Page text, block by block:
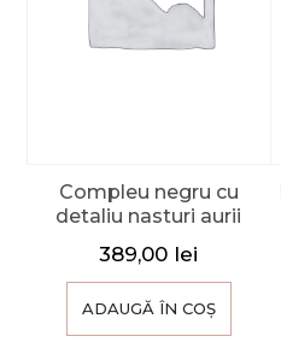
Compleu negru cu
detaliu nasturi aurii
389,00 lei
ADAUGĂ ÎN COȘ